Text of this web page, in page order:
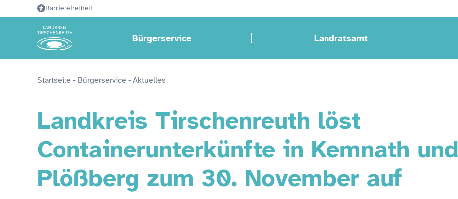
Barrierefreiheit
Bürgerservice Landratsamt
Startseite - Bürgerservice - Aktuelles
Landkreis Tirschenreuth löst
Containerunterkünfte in Kemnath und
Plößberg zum 30. November auf